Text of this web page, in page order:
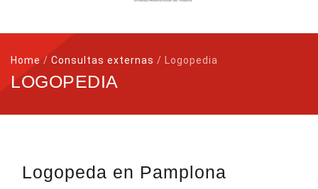
Home/ Consultas externas / Logopedia
LOGOPEDIA
Logopeda en Pamplona